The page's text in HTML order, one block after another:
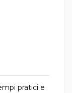
pratici e